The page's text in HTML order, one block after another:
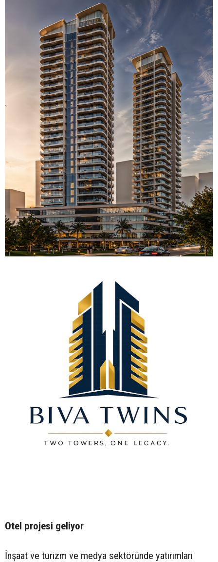
Otel projesi geliyor
İnşaat ve turizm ve medya sektöründe yatırımları